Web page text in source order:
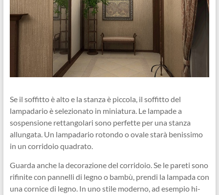
Se il soffitto è alto e la stanza è piccola, il soffitto del
lampadario è selezionato in miniatura. Le lampade a
sospensione rettangolari sono perfette per una stanza
allungata. Un lampadario rotondo o ovale starà benissimo
in un corridoio quadrato.
Guarda anche la decorazione del corridoio. Se le pareti sono
rifinite con pannelli di legno o bambù, prendi la lampada con
una cornice di legno. In uno stile moderno, ad esempio hi-